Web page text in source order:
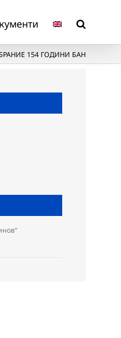
154 ГОДИНИ БАН